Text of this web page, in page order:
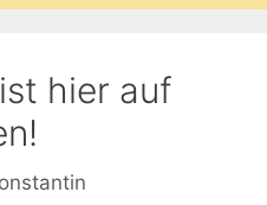
hier auf